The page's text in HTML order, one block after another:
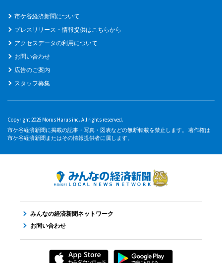
市ケ谷経済新聞について
プレスリリース・情報提供はこちらから
アクセスデータの利用について
お問い合わせ
広告のご案内
スタッフ募集
Copyright 2026 Morus Harus inc. All rights reserved.
市ケ谷経済新聞に掲載の記事・写真・図表などの無断転載を禁止します。 著作権は
市ケ谷経済新聞またはその情報提供者に属します。
みんなの経済新聞ネットワーク
お問い合わせ